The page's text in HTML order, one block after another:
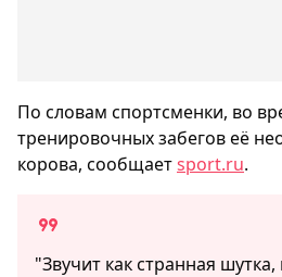
По словам спортсменки, во
тренировочных забегов её
корова, сообщаетsport.ru.
"Звучит как странная